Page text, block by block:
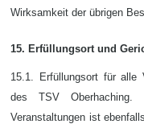
Wirksamkeit der übrigen
15. Erfüllungsort und
15.1. Erfüllungsort für alle
des TSV Oberhaching.
Veranstaltungen ist